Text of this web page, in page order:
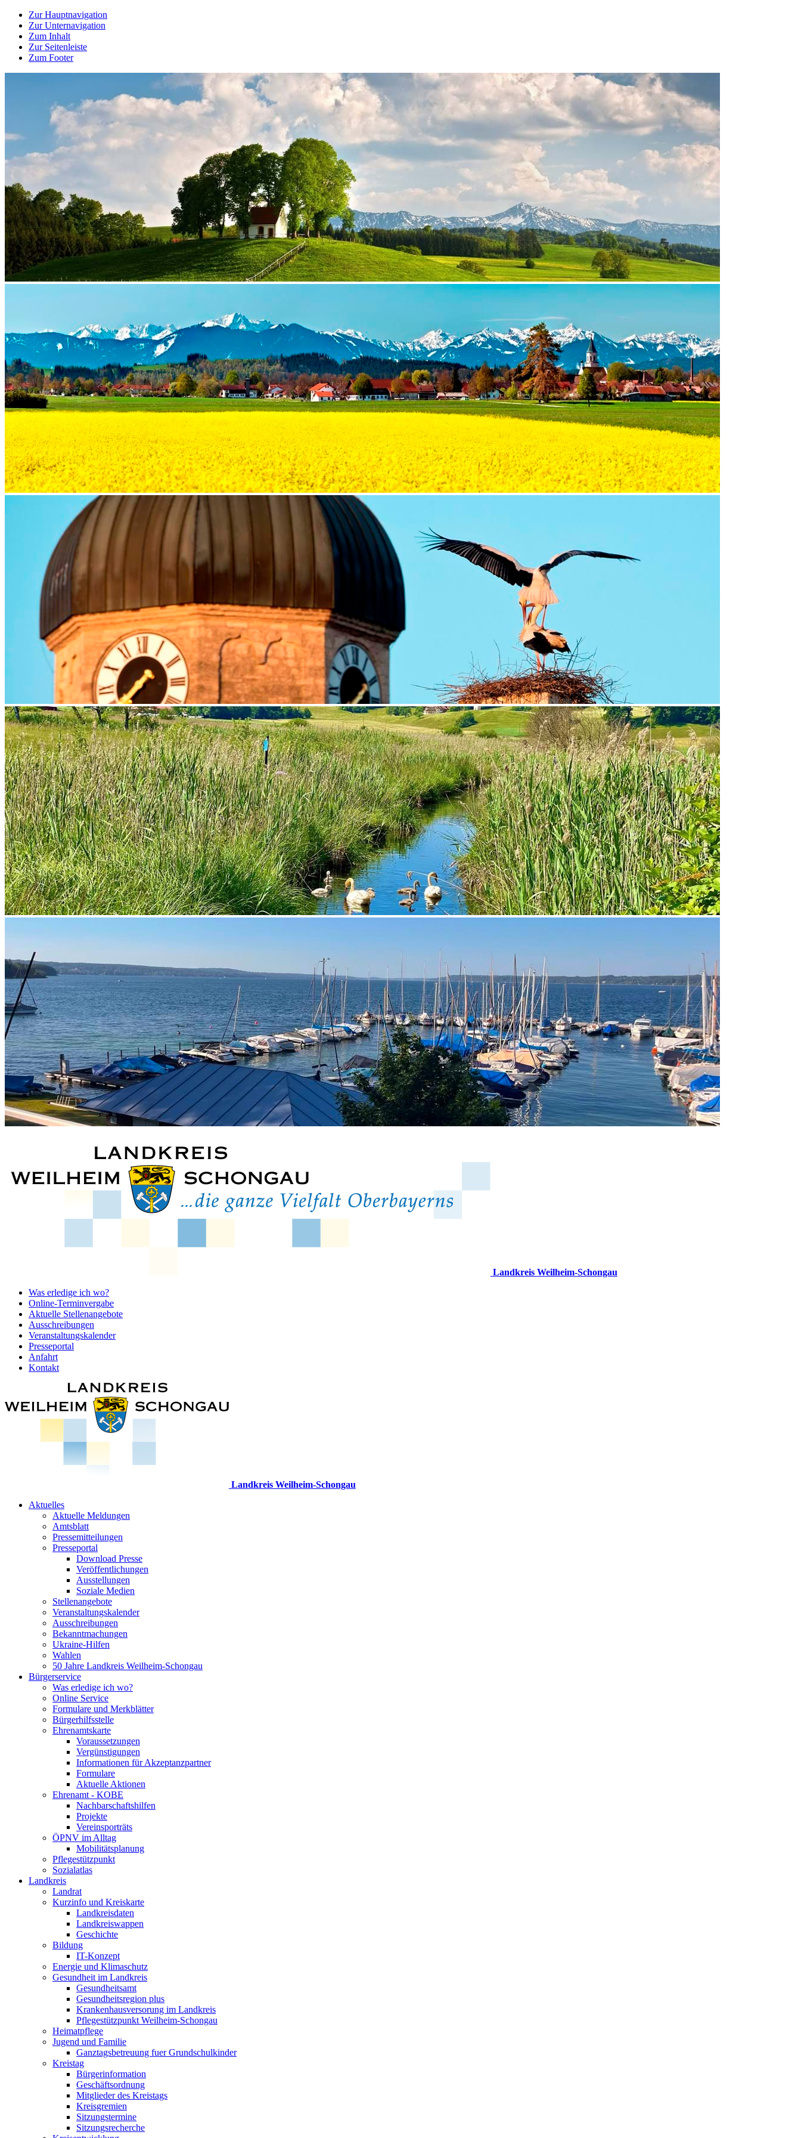
Zur Hauptnavigation
Zur Unternavigation
Zum Inhalt
Zur Seitenleiste
Zum Footer
Landkreis Weilheim-Schongau
Was erledige ich wo?
Online-Terminvergabe
Aktuelle Stellenangebote
Ausschreibungen
Veranstaltungskalender
Presseportal
Anfahrt
Kontakt
Landkreis Weilheim-Schongau
Aktuelles
Aktuelle Meldungen
Amtsblatt
Pressemitteilungen
Presseportal
Download Presse
Veröffentlichungen
Ausstellungen
Soziale Medien
Stellenangebote
Veranstaltungskalender
Ausschreibungen
Bekanntmachungen
Ukraine-Hilfen
Wahlen
50 Jahre Landkreis Weilheim-Schongau
Bürgerservice
Was erledige ich wo?
Online Service
Formulare und Merkblätter
Bürgerhilfsstelle
Ehrenamtskarte
Voraussetzungen
Vergünstigungen
Informationen für Akzeptanzpartner
Formulare
Aktuelle Aktionen
Ehrenamt - KOBE
Nachbarschaftshilfen
Projekte
Vereinsporträts
ÖPNV im Alltag
Mobilitätsplanung
Pflegestützpunkt
Sozialatlas
Landkreis
Landrat
Kurzinfo und Kreiskarte
Landkreisdaten
Landkreiswappen
Geschichte
Bildung
IT-Konzept
Energie und Klimaschutz
Gesundheit im Landkreis
Gesundheitsamt
Gesundheitsregion plus
Krankenhausversorung im Landkreis
Pflegestützpunkt Weilheim-Schongau
Heimatpflege
Jugend und Familie
Ganztagsbetreuung fuer Grundschulkinder
Kreistag
Bürgerinformation
Geschäftsordnung
Mitglieder des Kreistags
Kreisgremien
Sitzungstermine
Sitzungsrecherche